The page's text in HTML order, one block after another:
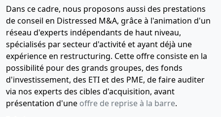
Dans ce cadre, nous proposons aussi des prestations
de conseil en Distressed M&A, grâce à l'animation d'un
réseau d'experts indépendants de haut niveau,
spécialisés par secteur d'activité et ayant déjà une
expérience en restructuring. Cette offre consiste en la
possibilité pour des grands groupes, des fonds
d'investissement, des ETI et des PME, de faire auditer
via nos experts des cibles d'acquisition, avant
présentation d'une offre de reprise à la barre.